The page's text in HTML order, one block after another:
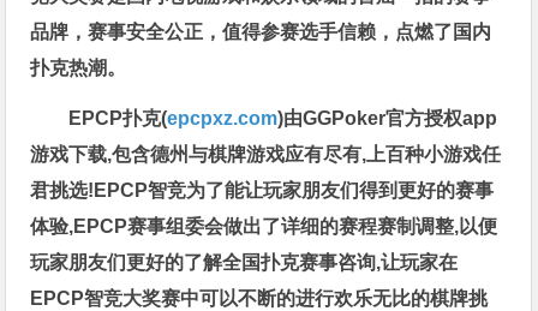
品牌，赛事安全公正，值得参赛选手信赖，点燃了国内
扑克热潮。
EPCP扑克(epcpxz.com)由GGPoker官方授权app
游戏下载,包含德州与棋牌游戏应有尽有,上百种小游戏任
君挑选!EPCP智竞为了能让玩家朋友们得到更好的赛事
体验,EPCP赛事组委会做出了详细的赛程赛制调整,以便
玩家朋友们更好的了解全国扑克赛事咨询,让玩家在
EPCP智竞大奖赛中可以不断的进行欢乐无比的棋牌挑